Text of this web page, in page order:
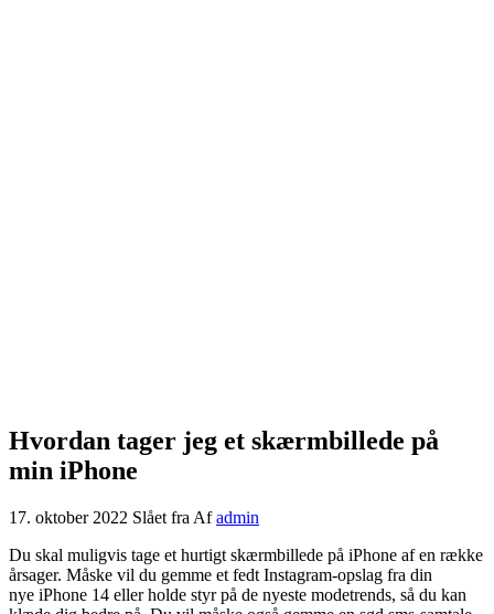
Hvordan tager jeg et skærmbillede på
min iPhone
17. oktober 2022 Slået fra Af admin
Du skal muligvis tage et hurtigt skærmbillede på iPhone af en række
årsager. Måske vil du gemme et fedt Instagram-opslag fra din
nye iPhone 14 eller holde styr på de nyeste modetrends, så du kan